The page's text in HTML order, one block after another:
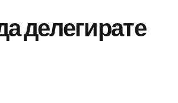
делегирате